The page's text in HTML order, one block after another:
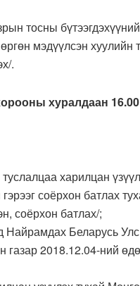
тосны
мэдүүлсэн хуулийн
.
хуралдаан
харилцан
соёрхон батлах
соёрхон батлах/;
Найрамдах Беларусь
газар 2018.12.04-ний